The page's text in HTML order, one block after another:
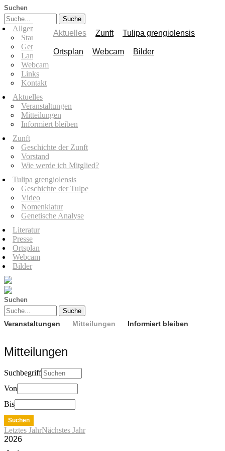
Suchen
Allgemeines
Startseite
Gemeinde Grengiols
Landschaftspark Binntal
Webcam
Links
Kontakt
Aktuelles
Veranstaltungen
Mitteilungen
Informiert bleiben
Zunft
Geschichte der Zunft
Vorstand
Wie werde ich Mitglied?
Tulipa grengiolensis
Geschichte der Tulpe
Video
Nomenklatur
Genetische Analyse
Literatur
Presse
Ortsplan
Webcam
Bilder
Aktuelles Zunft Tulipa grengiolensis
Ortsplan Webcam Bilder
Suchen
Veranstaltungen Mitteilungen Informiert bleiben
Mitteilungen
Suchbegriff
Von
Bis
Letztes JahrNächstes Jahr
2026